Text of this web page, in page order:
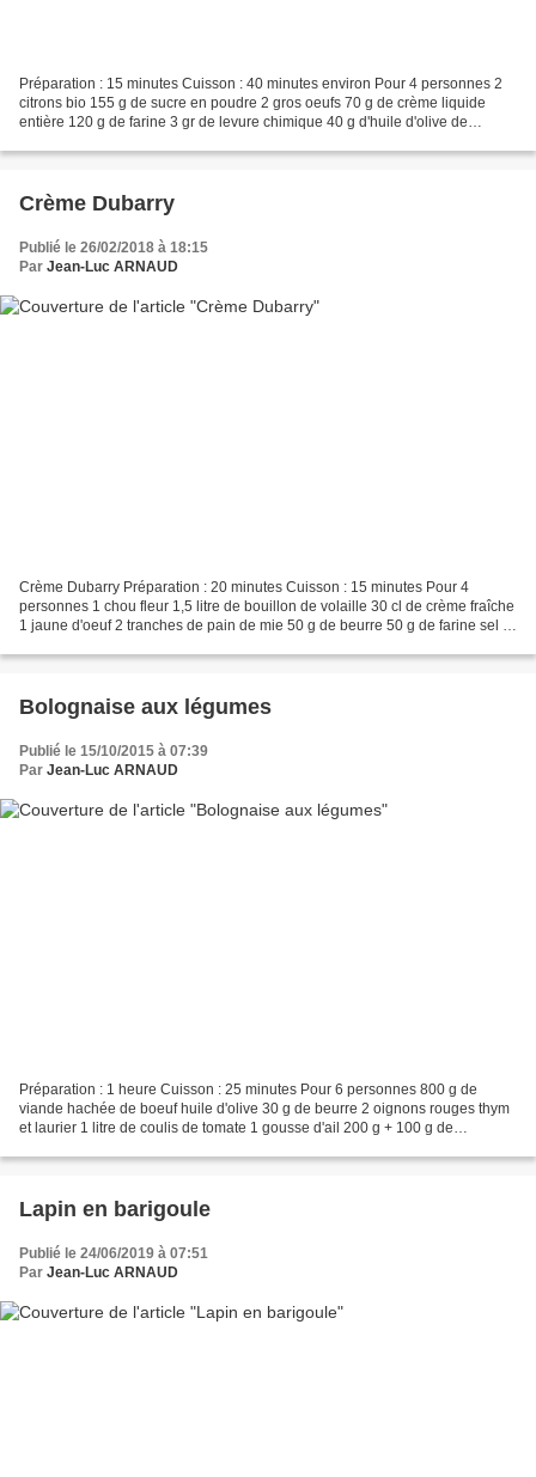
Préparation : 15 minutes Cuisson : 40 minutes environ Pour 4 personnes 2
citrons bio 155 g de sucre en poudre 2 gros oeufs 70 g de crème liquide
entière 120 g de farine 3 gr de levure chimique 40 g d'huile d'olive de
Crème Dubarry
Publié le 26/02/2018 à 18:15
Par Jean-Luc ARNAUD
Crème Dubarry Préparation : 20 minutes Cuisson : 15 minutes Pour 4
personnes 1 chou fleur 1,5 litre de bouillon de volaille 30 cl de crème fraîche
1 jaune d'oeuf 2 tranches de pain de mie 50 g de beurre 50 g de farine sel et
Bolognaise aux légumes
Publié le 15/10/2015 à 07:39
Par Jean-Luc ARNAUD
Préparation : 1 heure Cuisson : 25 minutes Pour 6 personnes 800 g de
viande hachée de boeuf huile d'olive 30 g de beurre 2 oignons rouges thym
et laurier 1 litre de coulis de tomate 1 gousse d'ail 200 g + 100 g de
Lapin en barigoule
Publié le 24/06/2019 à 07:51
Par Jean-Luc ARNAUD